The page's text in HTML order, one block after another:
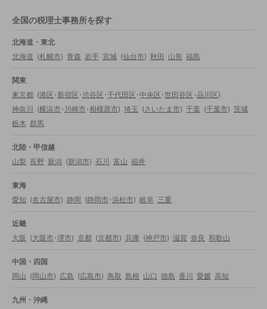
全国の税理士事務所を探す
北海道・東北
北海道 (札幌市) 青森 岩手 宮城 (仙台市) 秋田 山形 福島
関東
東京都 (港区・新宿区・渋谷区・千代田区・中央区・世田谷区・品川区)
神奈川
(横浜市・川崎市・相模原市) 埼玉 (さいたま市) 千葉 (千葉市) 茨城
栃木 群馬
北陸・甲信越
山梨 長野 新潟 (新潟市) 石川 富山 福井
東海
愛知 (名古屋市) 静岡 (静岡市・浜松市) 岐阜 三重
近畿
大阪 (大阪市・堺市) 京都 (京都市) 兵庫 (神戸市) 滋賀 奈良 和歌山
中国・四国
岡山 (岡山市) 広島 (広島市) 鳥取 島根 山口 徳島 香川 愛媛 高知
九州・沖縄